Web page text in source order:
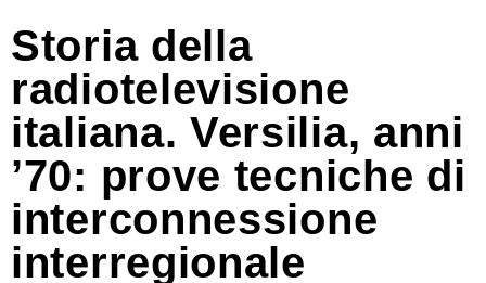
Storia della
radiotelevisione
italiana. Versilia, anni
’70: prove tecniche di
interconnessione
interregionale